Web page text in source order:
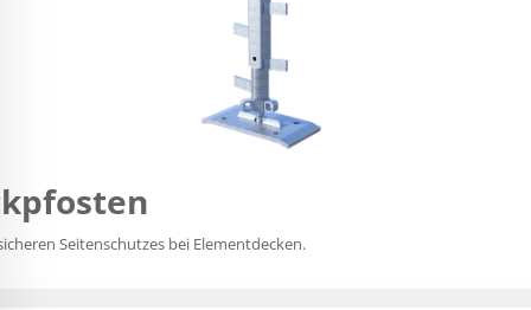
Seitenschutzes bei Elementdecken.